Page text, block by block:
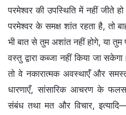
परमेश्वर की उपस्थिति में नहीं जीते
परमेश्वर के समक्ष शांत रहता है, तो
भी बात से तुम अशांत नहीं होगे, या तुम
वस्तु द्वारा कब्जा नहीं किया जा
तो वे नकारात्मक अवस्थाएँ और
धारणाएँ, सांसारिक आचरण के
संबंध तथा मत और विचार,